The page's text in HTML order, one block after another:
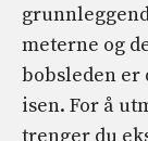
meterne og
bobsleden
isen. For å
trenger du